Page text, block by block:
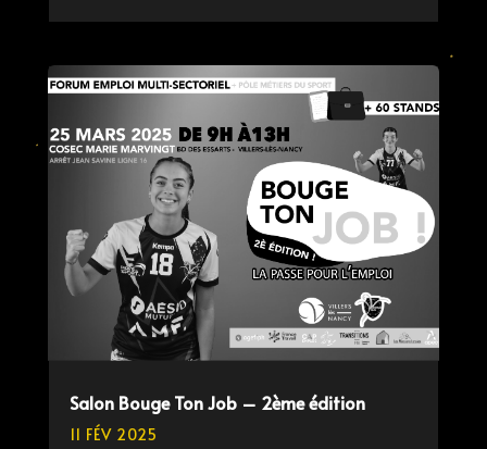
Salon Bouge Ton Job – 2ème édition
11 FÉV 2025